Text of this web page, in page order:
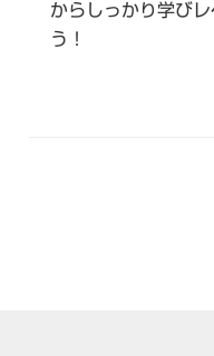
からしっかり学び
う！